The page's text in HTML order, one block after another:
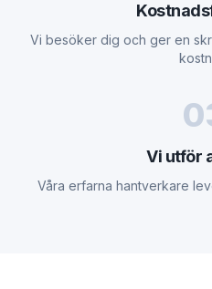
Vi besöker dig och ger en
Vi utför
Våra erfarna hantverkare